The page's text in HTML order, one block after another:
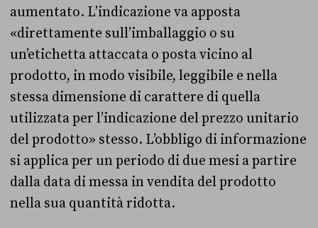
aumentato. L’indicazione va apposta
«direttamente sull’imballaggio o su
un’etichetta attaccata o posta vicino al
prodotto, in modo visibile, leggibile e nella
stessa dimensione di carattere di quella
utilizzata per l’indicazione del prezzo unitario
del prodotto» stesso. L’obbligo di informazione
si applica per un periodo di due mesi a partire
dalla data di messa in vendita del prodotto
nella sua quantità ridotta.